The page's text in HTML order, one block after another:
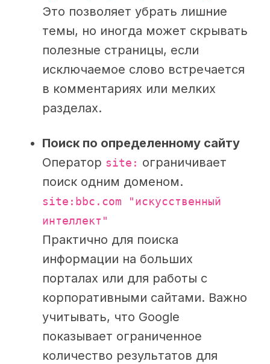
Это позволяет убрать лишние
темы, но иногда может скрывать
полезные страницы, если
исключаемое слово встречается
в комментариях или мелких
разделах.
Поиск по определенному сайту
Оператор site: ограничивает
поиск одним доменом.
site:bbc.com "искусственный
интеллект"
Практично для поиска
информации на больших
порталах или для работы с
корпоративными сайтами. Важно
учитывать, что Google
показывает ограниченное
количество результатов для